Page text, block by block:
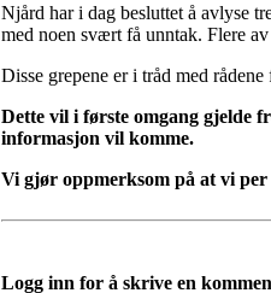
Njård har i dag besluttet å avlyse
med noen svært få unntak. Flere
Disse grepene er i tråd med
Dette vil i første omgang gjelde
informasjon vil komme.
Vi gjør oppmerksom på at vi
Logg inn for å skrive en